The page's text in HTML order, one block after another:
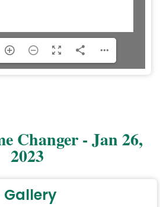
Changer - Jan 26,
2023
Gallery